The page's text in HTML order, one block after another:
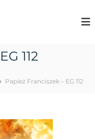
112
Papież Franciszek – EG 112